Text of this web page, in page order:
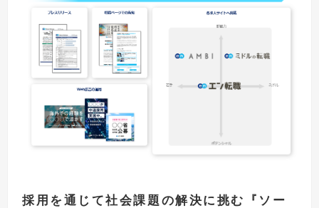
採用を通じて社会課題の解決に挑む 『 ソー